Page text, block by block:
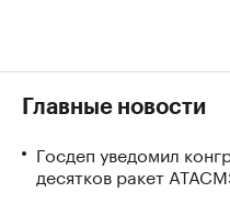
Главные новости
Госдеп уведомил
десятков ракет